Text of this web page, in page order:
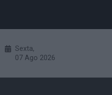
Sexta,
07 Ago 2026